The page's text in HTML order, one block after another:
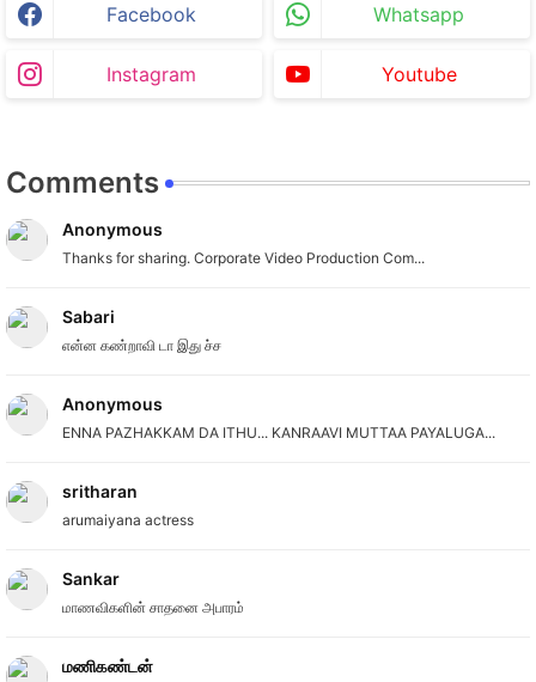
Facebook Whatsapp
Instagram Youtube
Comments
Anonymous
Thanks for sharing. Corporate Video Production Com...
Sabari
என்ன கண்றாவி டா இது ச்ச
Anonymous
ENNA PAZHAKKAM DA ITHU... KANRAAVI MUTTAA PAYALUGA...
sritharan
arumaiyana actress
Sankar
மாணவிகளின் சாதனை அபாரம்
மணிகண்டன்